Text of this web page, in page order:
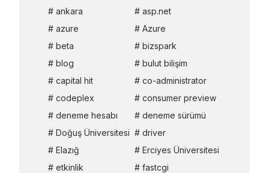
ankara
asp.net
azure
Azure
beta
bizspark
blog
bulut bilişim
capital hit
co-administrator
codeplex
consumer preview
deneme hesabı
deneme sürümü
Doğuş Üniversitesi
driver
Elazığ
Erciyes Üniversitesi
etkinlik
fastcgi